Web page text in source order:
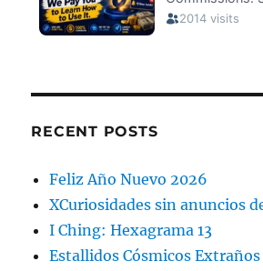
RECENT POSTS
Feliz Año Nuevo 2026
XCuriosidades sin anuncios
I Ching: Hexagrama 13
Estallidos Cósmicos